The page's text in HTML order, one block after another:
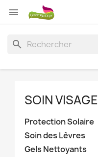

search
SOIN VISAGE
Protection Solaire
Soin des Lèvres
Gels Nettoyants